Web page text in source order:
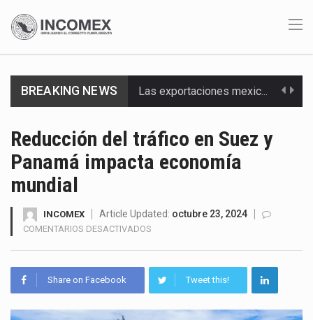
BREAKING NEWS Las exportaciones mexicanas de vehículos ligeros disminuyeron 9.67 % en julio a tasa anual, alcanzando…
Ante la suspensión temporal de las inspecciones sanitarias del Departamento de Agricultura de Estados Unidos…
Los créditos fiscales determinados a empresas IMMEX rara vez nacen de una interpretación equivocada de…
La inversión fija bruta en México registró un aumento de 1.1% interanual en mayo de…
Reducción del tráfico en Suez y
Panamá impacta economía
mundial
INCOMEX Article Updated: octubre 23, 2024
COMENTARIOS DESACTIVADOS
TRÁFICO
EN
Share on Facebook Tweet this!